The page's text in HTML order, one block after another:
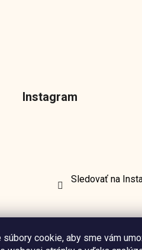
súbory cookie, aby sme vám
Instagram
Sledovať na